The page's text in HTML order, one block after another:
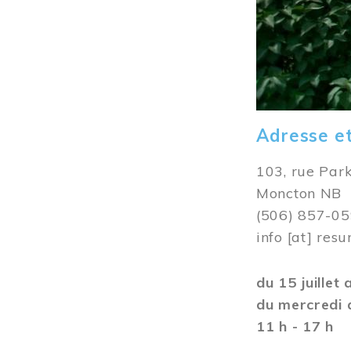
Adresse
103, rue
Moncton NB
(506) 857-
info [at]
du 15 juillet
du mercredi
11 h - 17 h